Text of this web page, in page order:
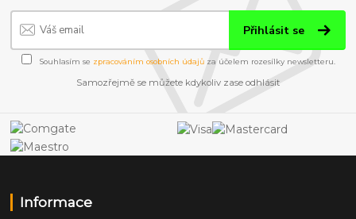
Přihlásit se
Souhlasím se zpracováním osobních údajůza účelem rozesílky newsletteru.
Samozřejmě se můžete kdykoliv zase odhlásit
Informace